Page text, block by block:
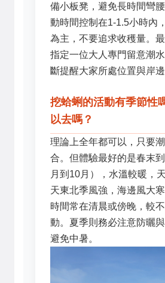
備小板凳，避免長時間彎
動時間控制在1-1.5小時內
為主，不要追求收穫量。最
指定一位大人專門留意潮
斷提醒大家所處位置與岸邊
挖蛤蜊的活動有季節性
以去嗎？
理論上全年都可以，只要
合。但體驗最好的是春末
月到10月），水溫較暖，
天東北季風強，海邊風大
時間常在清晨或傍晚，較
動。夏季則務必注意防曬與
避免中暑。